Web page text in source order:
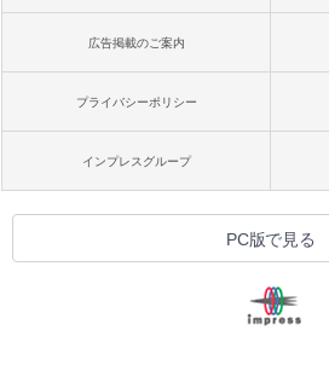
広告掲載のご案内
プライバシーポリシー
インプレスグループ
PC版で見る